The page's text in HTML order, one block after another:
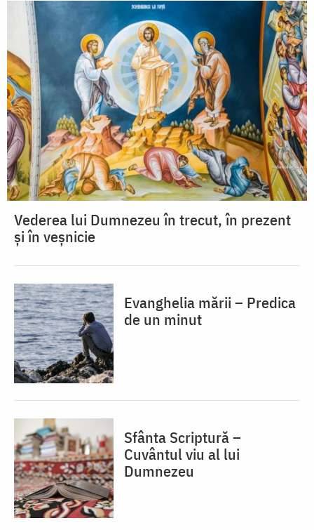
Vederea lui Dumnezeu în trecut, în prezent
și în veșnicie
Evanghelia mării – Predica
de un minut
Sfânta Scriptură –
Cuvântul viu al lui
Dumnezeu